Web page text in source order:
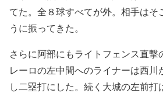
てた。全８球すべてが外。相手はそ
うに振ってきた。
さらに阿部にもライトフェンス直撃
レーロの左中間へのライナーは西川
し二塁打にした。続く大城の左前